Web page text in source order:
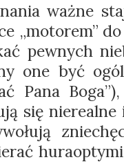
ważne
„motorem”
pewnych
one być
Pana
się